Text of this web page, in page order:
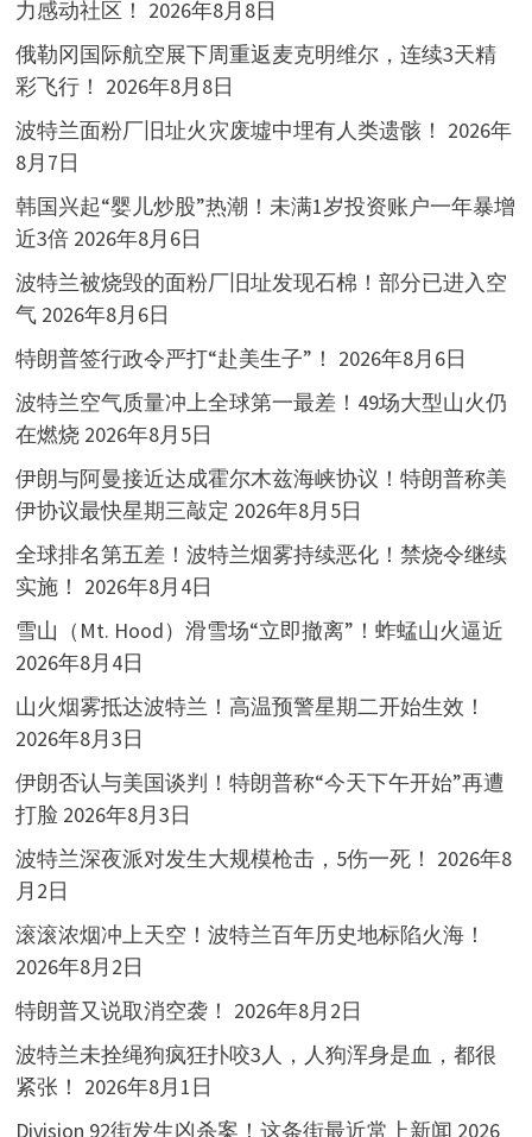
力感动社区！ 2026年8月8日
俄勒冈国际航空展下周重返麦克明维尔，连续3天精
彩飞行！ 2026年8月8日
波特兰面粉厂旧址火灾废墟中埋有人类遗骸！ 2026年
8月7日
韩国兴起“婴儿炒股”热潮！未满1岁投资账户一年暴增
近3倍 2026年8月6日
波特兰被烧毁的面粉厂旧址发现石棉！部分已进入空
气 2026年8月6日
特朗普签行政令严打“赴美生子”！ 2026年8月6日
波特兰空气质量冲上全球第一最差！49场大型山火仍
在燃烧 2026年8月5日
伊朗与阿曼接近达成霍尔木兹海峡协议！特朗普称美
伊协议最快星期三敲定 2026年8月5日
全球排名第五差！波特兰烟雾持续恶化！禁烧令继续
实施！ 2026年8月4日
雪山（Mt. Hood）滑雪场“立即撤离”！蚱蜢山火逼近
2026年8月4日
山火烟雾抵达波特兰！高温预警星期二开始生效！
2026年8月3日
伊朗否认与美国谈判！特朗普称“今天下午开始”再遭
打脸 2026年8月3日
波特兰深夜派对发生大规模枪击，5伤一死！ 2026年8
月2日
滚滚浓烟冲上天空！波特兰百年历史地标陷火海！
2026年8月2日
特朗普又说取消空袭！ 2026年8月2日
波特兰未拴绳狗疯狂扑咬3人，人狗浑身是血，都很
紧张！ 2026年8月1日
Division 92街发生凶杀案！这条街最近常上新闻 2026